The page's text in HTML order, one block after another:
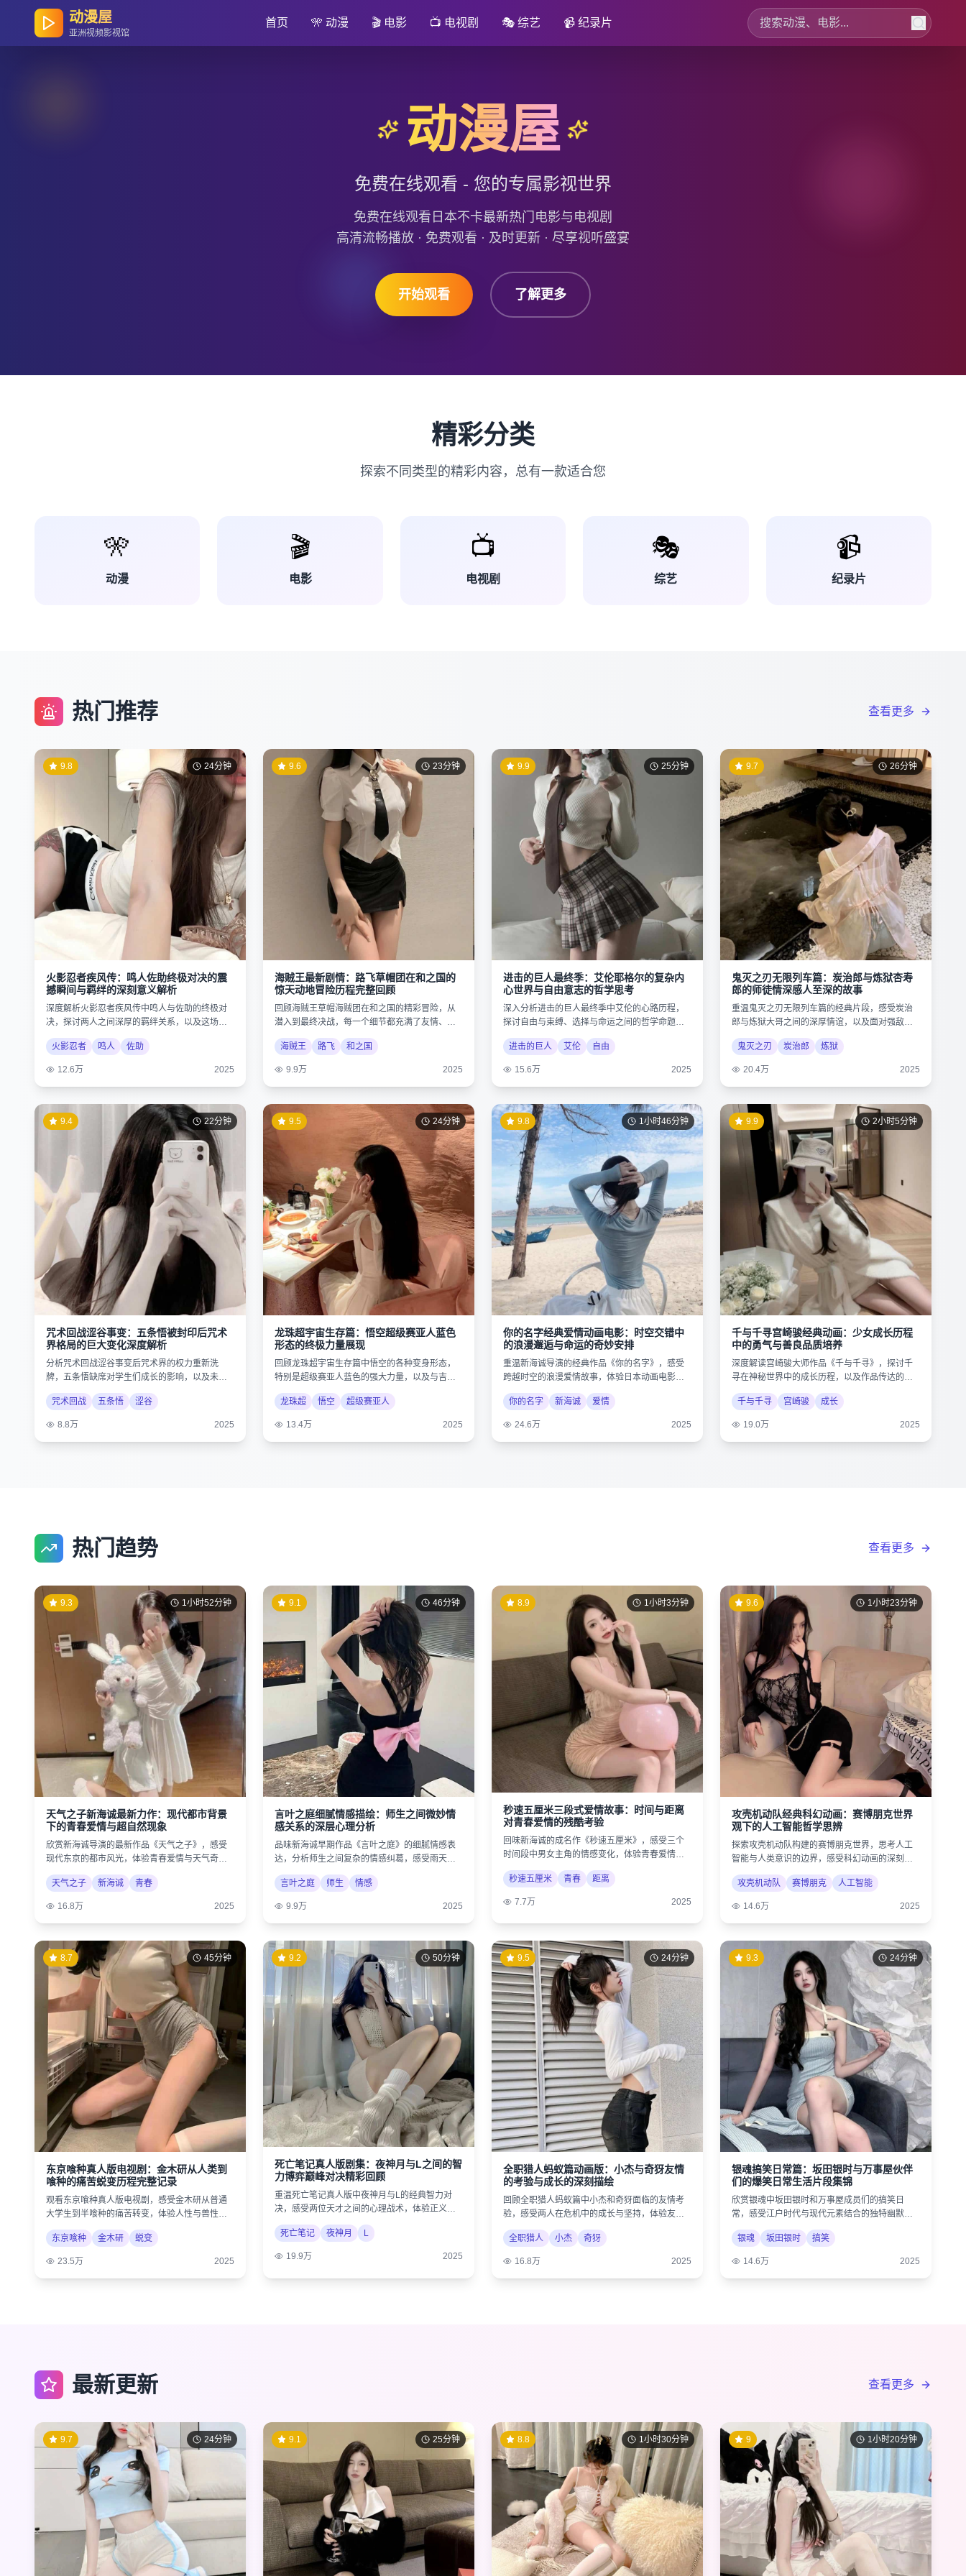
动漫屋
亚洲视频影视馆
首页 🎌 动漫 🎬 电影 📺 电视剧 🎭 综艺 📹 纪录片
动漫屋
免费在线观看 - 您的专属影视世界
免费在线观看日本不卡最新热门电影与电视剧
高清流畅播放 · 免费观看 · 及时更新 · 尽享视听盛宴
开始观看 了解更多
精彩分类
探索不同类型的精彩内容，总有一款适合您
🎌
动漫
🎬
电影
📺
电视剧
🎭
综艺
📹
纪录片
热门推荐 查看更多
24分钟
9.8
火影忍者疾风传：鸣人佐助终极对决的震
撼瞬间与羁绊的深刻意义解析
深度解析火影忍者疾风传中鸣人与佐助的终极对
决，探讨两人之间深厚的羁绊关系，以及这场战
斗对整个忍者世界格局的重大影响。
火影忍者
鸣人 佐助
12.6万 2025
23分钟
9.6
海贼王最新剧情：路飞草帽团在和之国的
惊天动地冒险历程完整回顾
回顾海贼王草帽海贼团在和之国的精彩冒险，从
潜入到最终决战，每一个细节都充满了友情、梦
想与勇气的力量。
海贼王
路飞 和之国
9.9万 2025
25分钟
9.9
进击的巨人最终季：艾伦耶格尔的复杂内
心世界与自由意志的哲学思考
深入分析进击的巨人最终季中艾伦的心路历程，
探讨自由与束缚、选择与命运之间的哲学命题，
揭示作品的深层内涵。
进击的巨人
艾伦 自由
15.6万 2025
26分钟
9.7
鬼灭之刃无限列车篇：炭治郎与炼狱杏寿
郎的师徒情深感人至深的故事
重温鬼灭之刃无限列车篇的经典片段，感受炭治
郎与炼狱大哥之间的深厚情谊，以及面对强敌时
的不屈精神。
鬼灭之刃
炭治郎 炼狱
20.4万 2025
22分钟
9.4
咒术回战涩谷事变：五条悟被封印后咒术
界格局的巨大变化深度解析
分析咒术回战涩谷事变后咒术界的权力重新洗
牌，五条悟缺席对学生们成长的影响，以及未来
剧情的可能发展。
咒术回战
五条悟 涩谷
8.8万 2025
24分钟
9.5
龙珠超宇宙生存篇：悟空超级赛亚人蓝色
形态的终极力量展现
回顾龙珠超宇宙生存篇中悟空的各种变身形态，
特别是超级赛亚人蓝色的强大力量，以及与吉连
的史诗级对决。
龙珠超
悟空 超级赛亚人
13.4万 2025
1小时46分钟
9.8
你的名字经典爱情动画电影：时空交错中
的浪漫邂逅与命运的奇妙安排
重温新海诚导演的经典作品《你的名字》，感受
跨越时空的浪漫爱情故事，体验日本动画电影的
唯美画风。
你的名字
新海诚 爱情
24.6万 2025
2小时5分钟
9.9
千与千寻宫崎骏经典动画：少女成长历程
中的勇气与善良品质培养
深度解读宫崎骏大师作品《千与千寻》，探讨千
寻在神秘世界中的成长历程，以及作品传达的环
保与人性思考。
千与千寻
宫崎骏 成长
19.0万 2025
热门趋势 查看更多
1小时52分钟
9.3
天气之子新海诚最新力作：现代都市背景
下的青春爱情与超自然现象
欣赏新海诚导演的最新作品《天气之子》，感受
现代东京的都市风光，体验青春爱情与天气奇迹
的奇幻结合。
天气之子
新海诚 青春
16.8万 2025
46分钟
9.1
言叶之庭细腻情感描绘：师生之间微妙情
感关系的深层心理分析
品味新海诚早期作品《言叶之庭》的细腻情感表
达，分析师生之间复杂的情感纠葛，感受雨天的
诗意美学。
言叶之庭
师生 情感
9.9万 2025
1小时3分钟
8.9
秒速五厘米三段式爱情故事：时间与距离
对青春爱情的残酷考验
回味新海诚的成名作《秒速五厘米》，感受三个
时间段中男女主角的情感变化，体验青春爱情的
美好与遗憾。
秒速五厘米
青春 距离
7.7万 2025
1小时23分钟
9.6
攻壳机动队经典科幻动画：赛博朋克世界
观下的人工智能哲学思辨
探索攻壳机动队构建的赛博朋克世界，思考人工
智能与人类意识的边界，感受科幻动画的深刻内
涵。
攻壳机动队
赛博朋克 人工智能
14.6万 2025
45分钟
8.7
东京喰种真人版电视剧：金木研从人类到
喰种的痛苦蜕变历程完整记录
观看东京喰种真人版电视剧，感受金木研从普通
大学生到半喰种的痛苦转变，体验人性与兽性的
激烈冲突。
东京喰种
金木研 蜕变
23.5万 2025
50分钟
9.2
死亡笔记真人版剧集：夜神月与L之间的智
力博弈巅峰对决精彩回顾
重温死亡笔记真人版中夜神月与L的经典智力对
决，感受两位天才之间的心理战术，体验正义与
邪恶的较量。
死亡笔记
夜神月 L
19.9万 2025
24分钟
9.5
全职猎人蚂蚁篇动画版：小杰与奇犽友情
的考验与成长的深刻描绘
回顾全职猎人蚂蚁篇中小杰和奇犽面临的友情考
验，感受两人在危机中的成长与坚持，体验友情
的珍贵。
全职猎人
小杰 奇犽
16.8万 2025
24分钟
9.3
银魂搞笑日常篇：坂田银时与万事屋伙伴
们的爆笑日常生活片段集锦
欣赏银魂中坂田银时和万事屋成员们的搞笑日
常，感受江户时代与现代元素结合的独特幽默风
格。
银魂
坂田银时 搞笑
14.6万 2025
最新更新 查看更多
24分钟
9.7 25分钟
9.1 1小时30分钟
8.8 1小时20分钟
9